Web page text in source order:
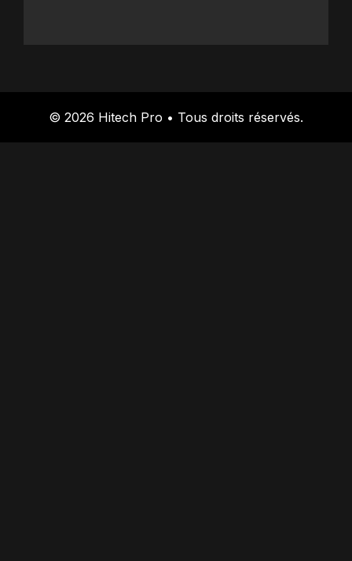
© 2026 Hitech Pro • Tous droits réservés.